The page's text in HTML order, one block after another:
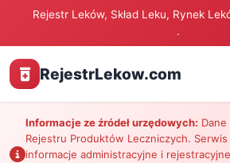
Rejestr Leków, Skład Leku, Rynek
.
RejestrLekow.com
Informacje ze źródeł urzędowych:
Rejestru Produktów Leczniczych.
informacje administracyjne i